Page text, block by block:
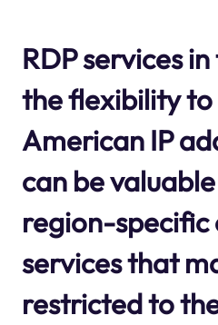
RDP services
the flexibility to
American IP
can be
region-
services that
restricted to